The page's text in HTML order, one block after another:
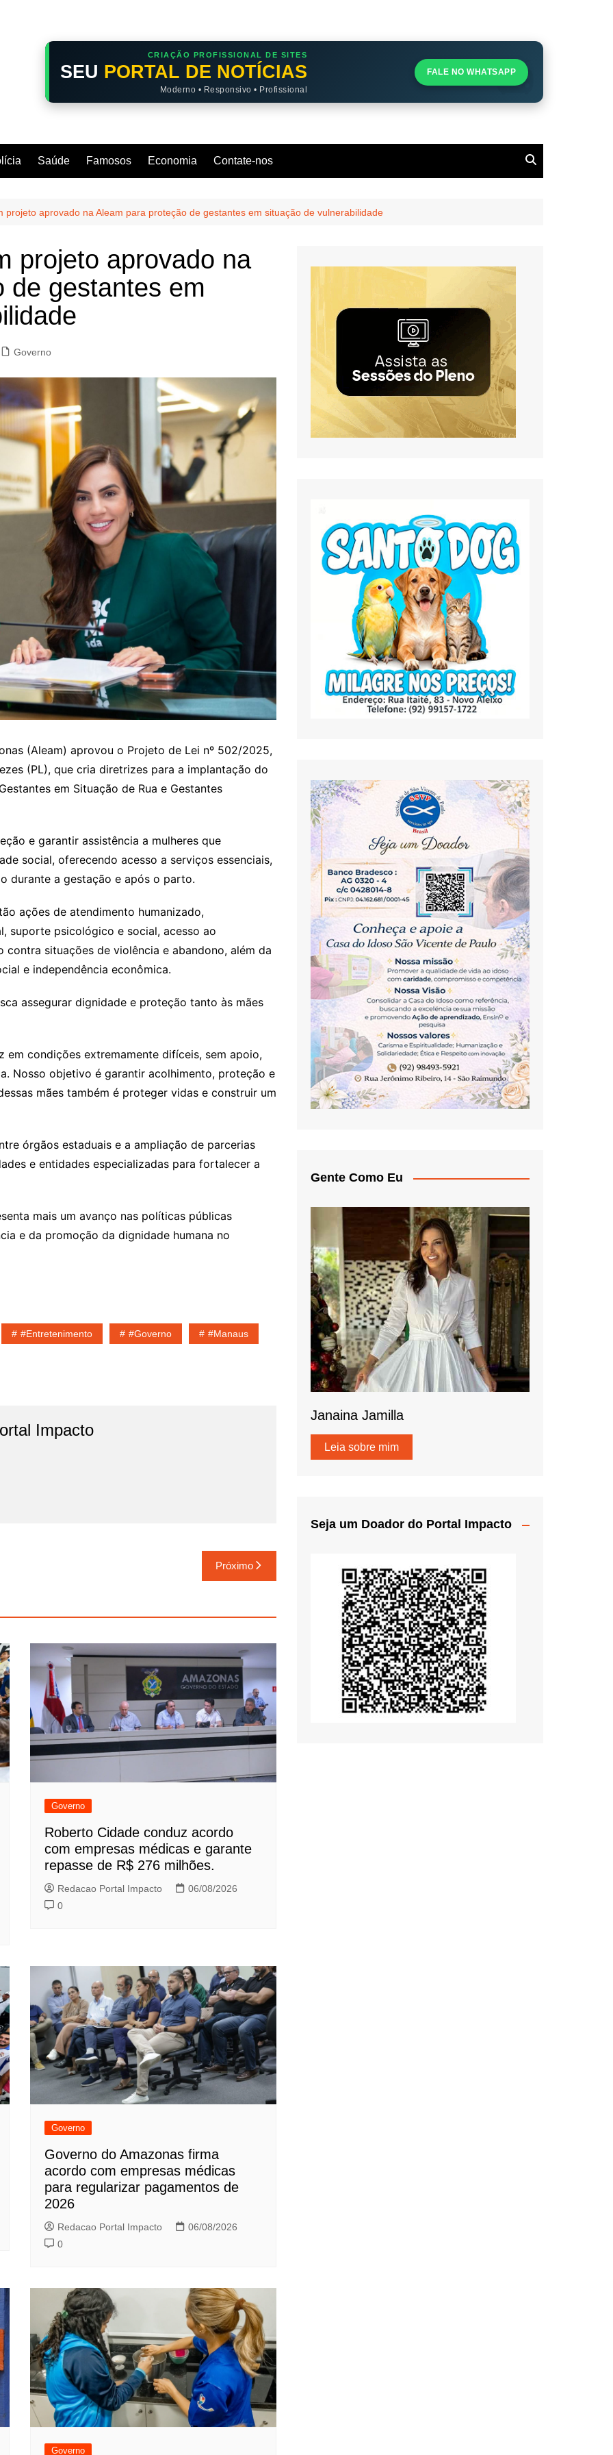
CRIAÇÃO PROFISSIONAL DE SITES
SEU PORTAL DE NOTÍCIAS
Moderno • Responsivo • Profissional
FALE NO WHATSAPP
Saúde Famosos Economia Contate-nos
projeto aprovado na Aleam para proteção de gestantes em situação de vulnerabilidade
projeto aprovado na
de gestantes em
Governo
(Aleam) aprovou o Projeto de Lei nº 502/2025,
(PL), que cria diretrizes para a implantação do
em Situação de Rua e Gestantes
e garantir assistência a mulheres que
social, oferecendo acesso a serviços essenciais,
durante a gestação e após o parto.
ações de atendimento humanizado,
suporte psicológico e social, acesso ao
situações de violência e abandono, além da
e independência econômica.
assegurar dignidade e proteção tanto às mães
em condições extremamente difíceis, sem apoio,
Nosso objetivo é garantir acolhimento, proteção e
mães também é proteger vidas e construir um
órgãos estaduais e a ampliação de parcerias
e entidades especializadas para fortalecer a
mais um avanço nas políticas públicas
e da promoção da dignidade humana no
#entretenimento #governo #Manaus
Impacto
Próximo
Governo
Roberto Cidade conduz acordo
com empresas médicas e garante
repasse de R$ 276 milhões.
Redacao Portal Impacto
06/08/2026
0
Governo
Governo do Amazonas firma
acordo com empresas médicas
para regularizar pagamentos de
2026
Redacao Portal Impacto
06/08/2026
0
Governo
Gente Como Eu
Janaina Jamilla
Leia sobre mim
Seja um Doador do Portal Impacto